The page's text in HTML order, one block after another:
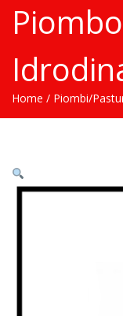
Home / Piombi/